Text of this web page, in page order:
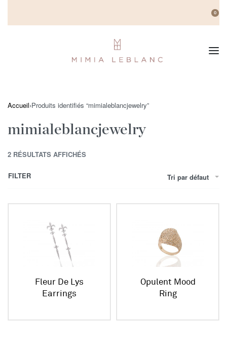
0
Accueil›Produits identifiés “mimialeblancjewelry”
mimialeblancjewelry
2 RÉSULTATS AFFICHÉS
Tri par défaut
FILTER
Fleur De Lys
Earrings
Opulent Mood
Ring